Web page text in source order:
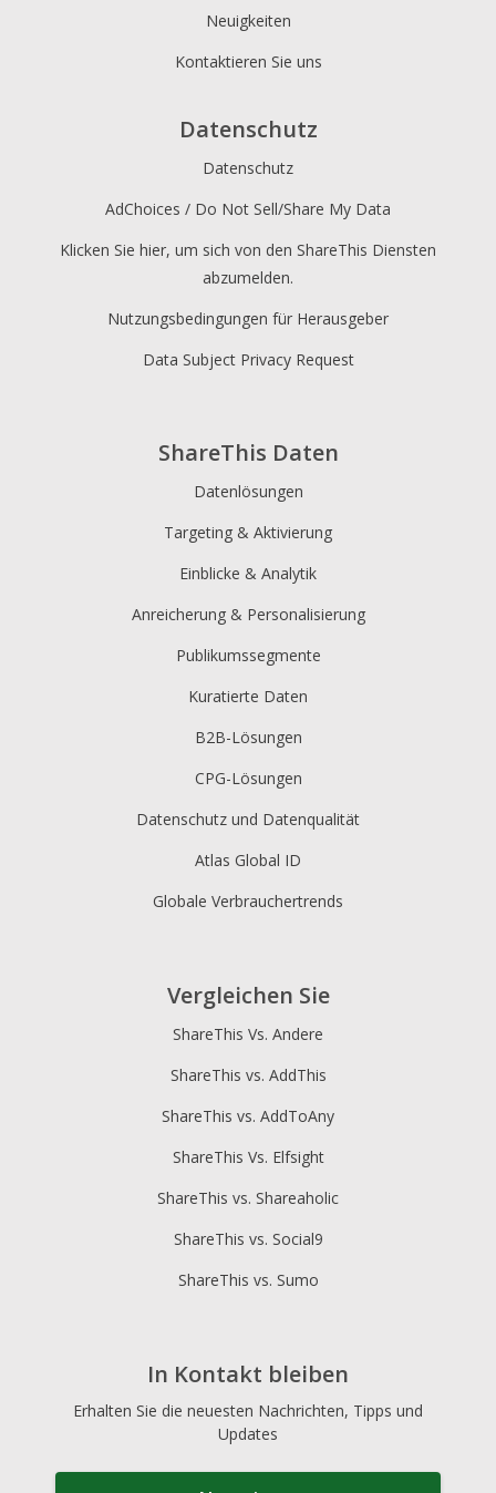
ShareThis Daten
Datenlösungen
Targeting & Aktivierung
Einblicke & Analytik
Anreicherung & Personalisierung
Publikumssegmente
Kuratierte Daten
B2B-Lösungen
CPG-Lösungen
Datenschutz und Datenqualität
Atlas Global ID
Globale Verbrauchertrends
Neuigkeiten
Kontaktieren Sie uns
Datenschutz
Datenschutz
AdChoices / Do Not Sell/Share My Data
Klicken Sie hier, um sich von den ShareThis Diensten
abzumelden.
Nutzungsbedingungen für Herausgeber
Data Subject Privacy Request
Vergleichen Sie
ShareThis Vs. Andere
ShareThis vs. AddThis
ShareThis vs. AddToAny
ShareThis Vs. Elfsight
ShareThis vs. Shareaholic
ShareThis vs. Social9
ShareThis vs. Sumo
In Kontakt bleiben
Erhalten Sie die neuesten Nachrichten, Tipps und
Updates